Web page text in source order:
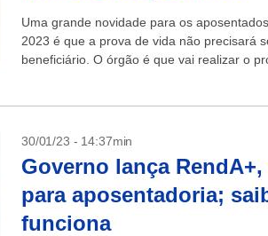
Uma grande novidade para os
2023 é que a prova de vida não precisará
beneficiário. O órgão é que vai realizar o
30/01/23 - 14:37min
Governo lança
para aposentadoria;
funciona